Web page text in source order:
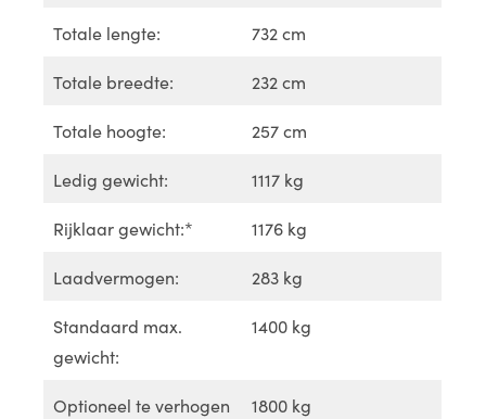
Totale lengte: 732 cm
Totale breedte: 232 cm
Totale hoogte: 257 cm
Ledig gewicht: 1117 kg
Rijklaar gewicht:* 1176 kg
Laadvermogen: 283 kg
Standaard max.
gewicht:
1400 kg
Optioneel te verhogen
1800 kg